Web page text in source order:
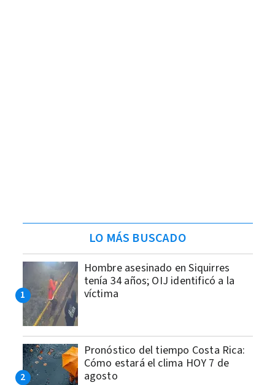
LO MÁS BUSCADO
Hombre asesinado en Siquirres
tenía 34 años; OIJ identificó a la
víctima
Pronóstico del tiempo Costa Rica:
Cómo estará el clima HOY 7 de
agosto